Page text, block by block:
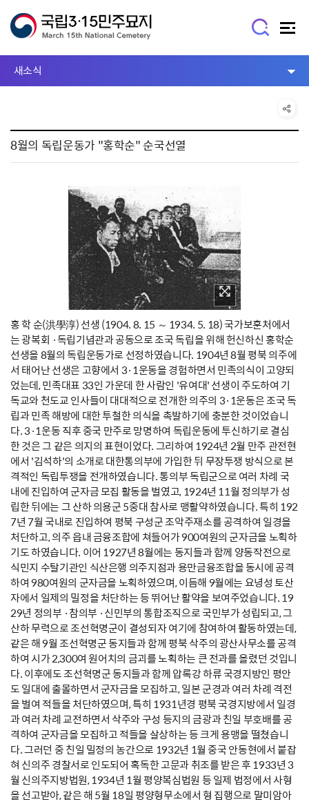
새소식
8월의 독립운동가 "홍학순" 순국선열
홍 학 순(洪學淳) 선생 (1904. 8. 15 ～ 1934. 5. 18) 국가보훈처에서
는 광복회 ·독립기념관과 공동으로 조국 독립을 위해 헌신하신 홍학순
선생을 8월의 독립운동가로 선정하였습니다. 1904년 8월 평북 의주에
서 태어난 선생은 고향에서 3·1운동을 경험하면서 민족의식이 고양되
었는데, 민족대표 33인 가운데 한 사람인 '유여대' 선생이 주도하여 기
독교와 천도교 인사들이 대대적으로 전개한 의주의 3·1운동은 조국 독
립과 민족 해방에 대한 투철한 의식을 촉발하기에 충분한 것이었습니
다. 3·1운동 직후 중국 만주로 망명하여 독립운동에 투신하기로 결심
한 것은 그 같은 의지의 표현이었다. 그리하여 1924년 2월 만주 관전현
에서 '김석하'의 소개로 대한통의부에 가입한 뒤 무장투쟁 방식으로 본
격적인 독립투쟁을 전개하였습니다. 통의부 독립군으로 여러 차례 국
내에 진입하여 군자금 모집 활동을 벌였고, 1924년 11월 정의부가 성
립한 뒤에는 그 산하 의용군 5중대 참사로 맹활약하였습니다. 특히 192
7년 7월 국내로 진입하여 평북 구성군 조악주재소를 공격하여 일경을
처단하고, 의주 읍내 금융조합에 쳐들어가 900여원의 군자금을 노획하
기도 하였습니다. 이어 1927년 8월에는 동지들과 함께 양동작전으로
식민지 수탈기관인 식산은행 의주지점과 용만금융조합을 동시에 공격
하여 980여원의 군자금을 노획하였으며, 이듬해 9월에는 요녕성 토산
자에서 일제의 밀정을 처단하는 등 뛰어난 활약을 보여주었습니다. 19
29년 정의부 ·참의부 ·신민부의 통합조직으로 국민부가 성립되고, 그
산하 무력으로 조선혁명군이 결성되자 여기에 참여하여 활동하였는데,
같은 해 9월 조선혁명군 동지들과 함께 평북 삭주의 광산사무소를 공격
하여 시가 2,300여 원어치의 금괴를 노획하는 큰 전과를 올렸던 것입니
다. 이후에도 조선혁명군 동지들과 함께 압록강 하류 국경지방인 평안
도 일대에 출몰하면서 군자금을 모집하고, 일본 군경과 여러 차례 격전
을 벌여 적들을 처단하였으며, 특히 1931년경 평북 국경지방에서 일경
과 여러 차례 교전하면서 삭주와 구성 등지의 금광과 친일 부호배를 공
격하여 군자금을 모집하고 적들을 살상하는 등 크게 용맹을 떨쳤습니
다. 그러던 중 친일 밀정의 농간으로 1932년 1월 중국 안동현에서 붙잡
혀 신의주 경찰서로 인도되어 혹독한 고문과 취조를 받은 후 1933년 3
월 신의주지방법원, 1934년 1월 평양복심법원 등 일제 법정에서 사형
을 선고받아, 같은 해 5월 18일 평양형무소에서 형 집행으로 말미암아